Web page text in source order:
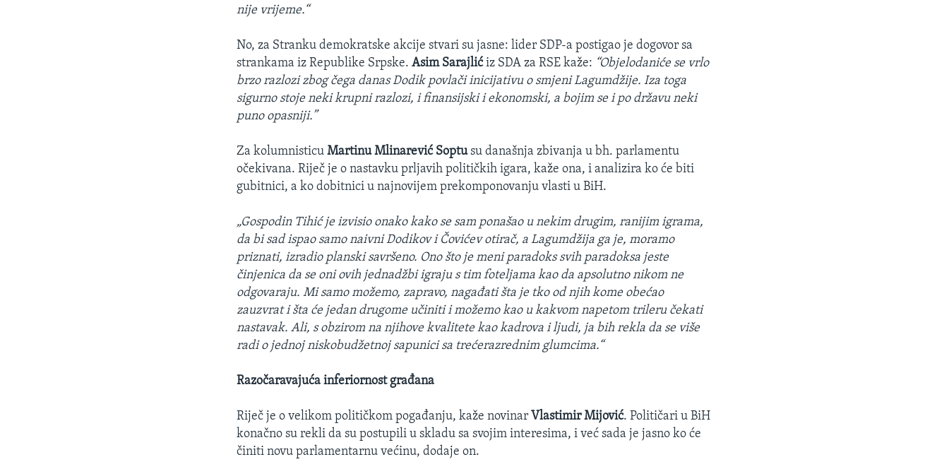
nije vrijeme.“
No, za Stranku demokratske akcije stvari su jasne: lider SDP-a postigao je dogovor sa
strankama iz Republike Srpske.Asim Sarajlićiz SDA za RSE kaže: “Objelodaniće se vrlo
brzo razlozi zbog čega danas Dodik povlači inicijativu o smjeni Lagumdžije. Iza toga
sigurno stoje neki krupni razlozi, i finansijski i ekonomski, a bojim se i po državu neki
puno opasniji.”
Za kolumnisticuMartinu Mlinarević Soptusu današnja zbivanja u bh. parlamentu
očekivana. Riječ je o nastavku prljavih političkih igara, kaže ona, i analizira ko će biti
gubitnici, a ko dobitnici u najnovijem prekomponovanju vlasti u BiH.
„Gospodin Tihić je izvisio onako kako se sam ponašao u nekim drugim, ranijim igrama,
da bi sad ispao samo naivni Dodikov i Čovićevotirač, a Lagumdžija ga je, moramo
priznati, izradio planski savršeno. Ono što je meni paradoks svih paradoksa jeste
činjenica da se oni ovih jednadžbi igraju s tim foteljama kao da apsolutno nikom ne
odgovaraju. Mi samo možemo, zapravo, nagađati šta je tko od njih kome obećao
zauzvrat i šta će jedan drugome učiniti i možemo kao u kakvom napetom trileru čekati
nastavak. Ali, s obzirom na njihove kvalitete kao kadrova i ljudi, ja bih rekla da se više
radi o jednoj niskobudžetnoj sapunici sa trećerazrednim glumcima.“
Razočaravajuća inferiornost građana
Riječ je o velikom političkom pogađanju, kaže novinar Vlastimir Mijović. Političari u BiH
konačno su rekli da su postupili u skladu sa svojim interesima, i već sada je jasno ko će
činiti novu parlamentarnu većinu, dodaje on.